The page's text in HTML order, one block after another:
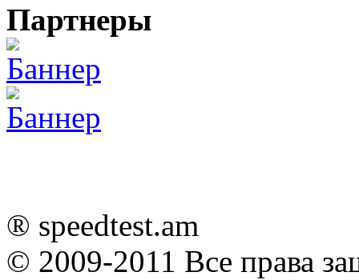
Партнеры
® speedtest.am
© 2009-2011 Все права